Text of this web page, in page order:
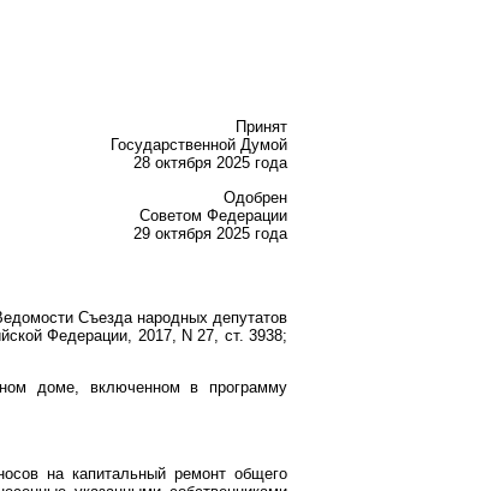
Принят
Государственной Думой
28 октября 2025 года
Одобрен
Советом Федерации
29 октября 2025 года
Съезда народных депутатов
Федерации, 2017, N 27, ст. 3938;
доме, включенном в программу
на капитальный ремонт общего